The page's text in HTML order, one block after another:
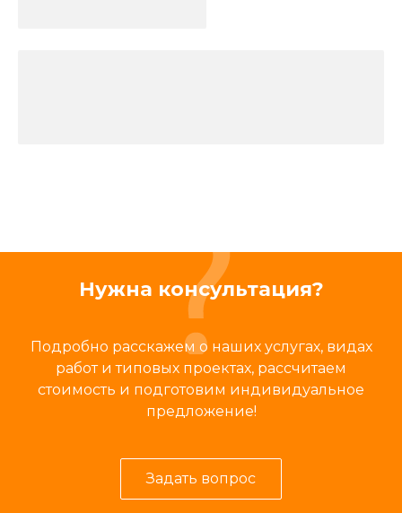
Нужна консультация?
Подробно расскажем о наших услугах, видах
работ и типовых проектах, рассчитаем
стоимость и подготовим индивидуальное
предложение!
Задать вопрос